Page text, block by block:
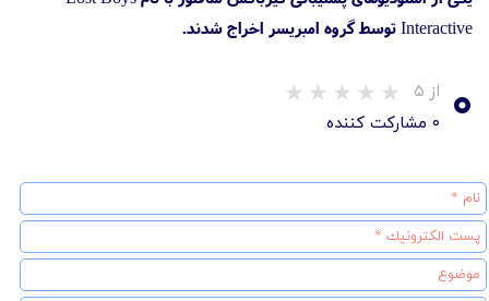
Interactive توسط گروه امبریسر اخراج شدند.
۰ از ۵
۰ مشارکت کننده